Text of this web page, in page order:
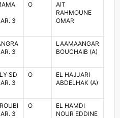
3
O
AIT
RAHMOUNE
OMAR
3
LAAMAANGAR
BOUCHAIB (A)
SD
3
O
EL HAJJARI
ABDELHAK (A)
3
O
EL HAMDI
NOUR EDDINE